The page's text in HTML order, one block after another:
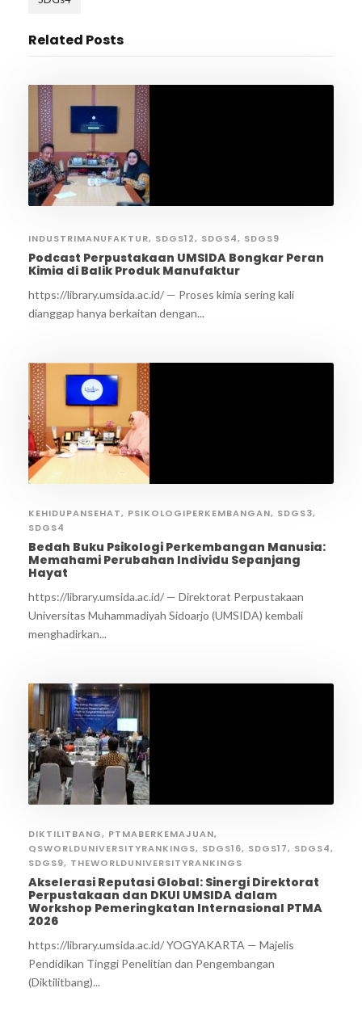
Related Posts
INDUSTRIMANUFAKTUR, SDGS12, SDGS4, SDGS9
Podcast Perpustakaan UMSIDA Bongkar Peran
Kimia di Balik Produk Manufaktur
https://library.umsida.ac.id/ — Proses kimia sering kali
dianggap hanya berkaitan dengan...
KEHIDUPANSEHAT, PSIKOLOGIPERKEMBANGAN, SDGS3,
SDGS4
Bedah Buku Psikologi Perkembangan Manusia:
Memahami Perubahan Individu Sepanjang
Hayat
https://library.umsida.ac.id/ — Direktorat Perpustakaan
Universitas Muhammadiyah Sidoarjo (UMSIDA) kembali
menghadirkan...
DIKTILITBANG, PTMABERKEMAJUAN,
QSWORLDUNIVERSITYRANKINGS, SDGS16, SDGS17, SDGS4,
SDGS9, THEWORLDUNIVERSITYRANKINGS
Akselerasi Reputasi Global: Sinergi Direktorat
Perpustakaan dan DKUI UMSIDA dalam
Workshop Pemeringkatan Internasional PTMA
2026
https://library.umsida.ac.id/ YOGYAKARTA — Majelis
Pendidikan Tinggi Penelitian dan Pengembangan
(Diktilitbang)...